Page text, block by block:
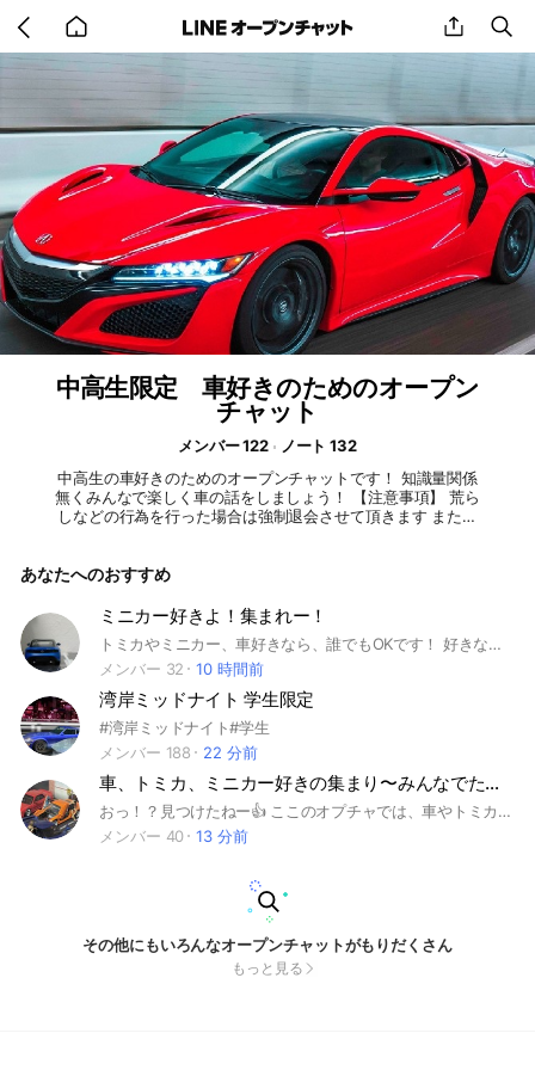
back
to
home
share
中高生限定 車好きのためのオープン
チャット
メンバー 122
ノート 132
中高生の車好きのためのオープンチャットです！ 知識量関係
無くみんなで楽しく車の話をしましょう！ 【注意事項】 荒ら
しなどの行為を行った場合は強制退会させて頂きます また、
あなたへのおすすめ
ミニカー好きよ！集まれー！
トミカやミニカー、車好きなら、誰でもOKです！ 好きなミニカーを皆さんで共有しましょう！ ぜひ参加お願いします🙇 荒らし❌即抜け⭕ #トミカ #ミニカー
メンバー 32
10 時間前
湾岸ミッドナイト 学生限定
#湾岸ミッドナイト#学生
メンバー 188
22 分前
車、トミカ、ミニカー好きの集まり〜みんなでたくさん語り合おう〜！(車、トミカ、ミニカー以外も大歓迎)
おっ！？見つけたねー👍 ここのオプチャでは、車やトミカ、ミニカーは勿論のこと他の乗り物などでも何でもOK❗️さあ、みんなで語り合おうではないか‼️どんどんこのオプを大きくしていきたいので、参加を楽しみに待ってるよー！ 追記 👉荒らし禁止ね？ #トミカ #ミニカー #車 #プラレール #鉄道 #船 #飛行機 #模型 #趣味 #Nゲージ
メンバー 40
13 分前
その他にもいろんなオープンチャットがもりだくさん
もっと見る